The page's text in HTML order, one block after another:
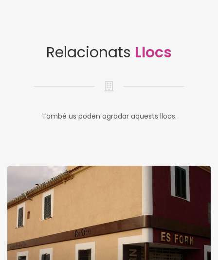
Relacionats Llocs
També us poden agradar aquests llocs.